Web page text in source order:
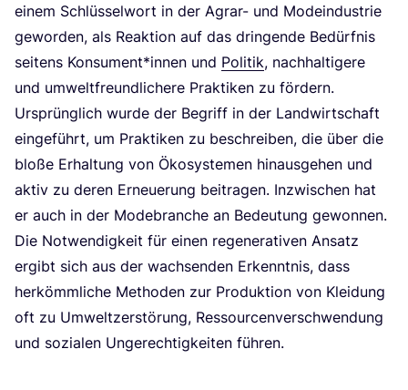
einem Schlüs­sel­wort in der Agrar- und Mode­indus­trie
gewor­den, als Reak­ti­on auf das drin­gen­de Bedürf­nis
sei­tens Konsument*innen und Poli­tik, nach­hal­ti­ge­re
und umwelt­freund­li­che­re Prak­ti­ken zu för­dern.
Ursprüng­lich wur­de der Begriff in der Land­wirt­schaft
ein­ge­führt, um Prak­ti­ken zu beschrei­ben, die über die
blo­ße Erhal­tung von Öko­sys­te­men hin­aus­ge­hen und
aktiv zu deren Erneue­rung bei­tra­gen. Inzwi­schen hat
er auch in der Mode­bran­che an Bedeu­tung gewon­nen.
Die Not­wen­dig­keit für einen rege­ne­ra­ti­ven Ansatz
ergibt sich aus der wach­sen­den Erkennt­nis, dass
her­kömm­li­che Metho­den zur Pro­duk­ti­on von Klei­dung
oft zu Umwelt­zer­stö­rung, Res­sour­cen­ver­schwen­dung
und sozia­len Unge­rech­tig­kei­ten führen.